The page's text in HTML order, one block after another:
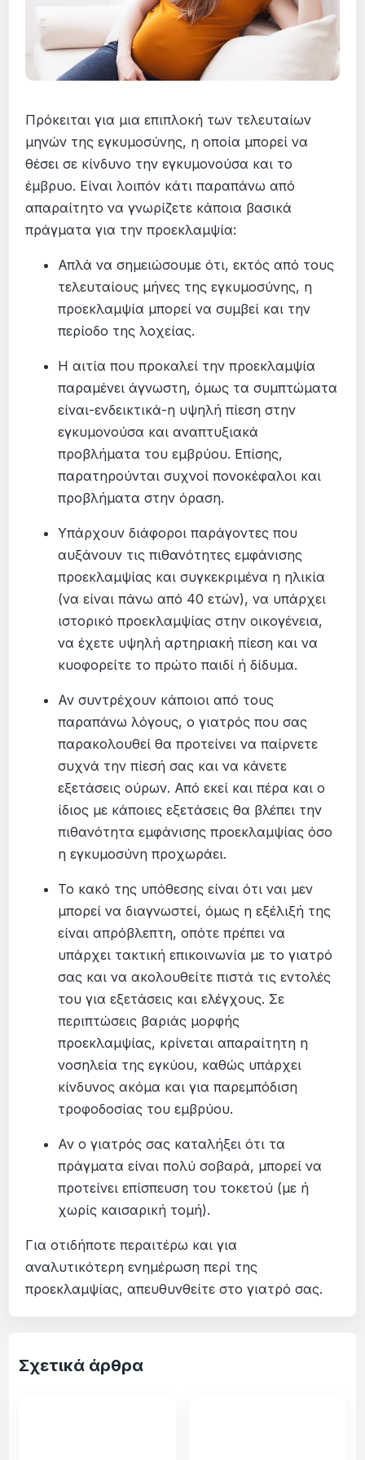
Πρόκειται για μια επιπλοκή των τελευταίων
μηνών της εγκυμοσύνης, η οποία μπορεί να
θέσει σε κίνδυνο την εγκυμονούσα και το
έμβρυο. Είναι λοιπόν κάτι παραπάνω από
απαραίτητο να γνωρίζετε κάποια βασικά
πράγματα για την προεκλαμψία:
Απλά να σημειώσουμε ότι, εκτός από τους
τελευταίους μήνες της εγκυμοσύνης, η
προεκλαμψία μπορεί να συμβεί και την
περίοδο της λοχείας.
Η αιτία που προκαλεί την προεκλαμψία
παραμένει άγνωστη, όμως τα συμπτώματα
είναι-ενδεικτικά-η υψηλή πίεση στην
εγκυμονούσα και αναπτυξιακά
προβλήματα του εμβρύου. Επίσης,
παρατηρούνται συχνοί πονοκέφαλοι και
προβλήματα στην όραση.
Υπάρχουν διάφοροι παράγοντες που
αυξάνουν τις πιθανότητες εμφάνισης
προεκλαμψίας και συγκεκριμένα η ηλικία
(να είναι πάνω από 40 ετών), να υπάρχει
ιστορικό προεκλαμψίας στην οικογένεια,
να έχετε υψηλή αρτηριακή πίεση και να
κυοφορείτε το πρώτο παιδί ή δίδυμα.
Αν συντρέχουν κάποιοι από τους
παραπάνω λόγους, ο γιατρός που σας
παρακολουθεί θα προτείνει να παίρνετε
συχνά την πίεσή σας και να κάνετε
εξετάσεις ούρων. Από εκεί και πέρα και ο
ίδιος με κάποιες εξετάσεις θα βλέπει την
πιθανότητα εμφάνισης προεκλαμψίας όσο
η εγκυμοσύνη προχωράει.
Το κακό της υπόθεσης είναι ότι ναι μεν
μπορεί να διαγνωστεί, όμως η εξέλιξή της
είναι απρόβλεπτη, οπότε πρέπει να
υπάρχει τακτική επικοινωνία με το γιατρό
σας και να ακολουθείτε πιστά τις εντολές
του για εξετάσεις και ελέγχους. Σε
περιπτώσεις βαριάς μορφής
προεκλαμψίας, κρίνεται απαραίτητη η
νοσηλεία της εγκύου, καθώς υπάρχει
κίνδυνος ακόμα και για παρεμπόδιση
τροφοδοσίας του εμβρύου.
Αν ο γιατρός σας καταλήξει ότι τα
πράγματα είναι πολύ σοβαρά, μπορεί να
προτείνει επίσπευση του τοκετού (με ή
χωρίς καισαρική τομή).
Για οτιδήποτε περαιτέρω και για
αναλυτικότερη ενημέρωση περί της
προεκλαμψίας, απευθυνθείτε στο γιατρό σας.
Σχετικά άρθρα